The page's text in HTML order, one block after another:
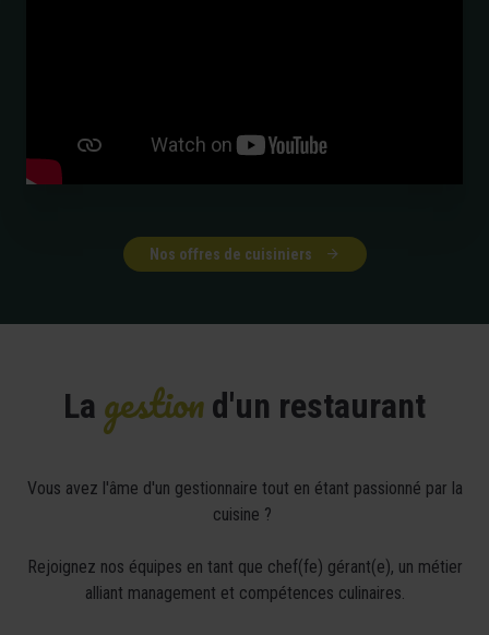
Nos offres de cuisiniers
La gestion d'un restaurant
Vous avez l'âme d'un gestionnaire tout en étant passionné par la
cuisine ?
Rejoignez nos équipes en tant que chef(fe) gérant(e), un métier
alliant management et compétences culinaires.